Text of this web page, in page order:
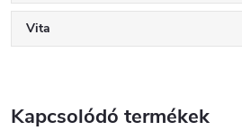
Vita
Kapcsolódó termékek